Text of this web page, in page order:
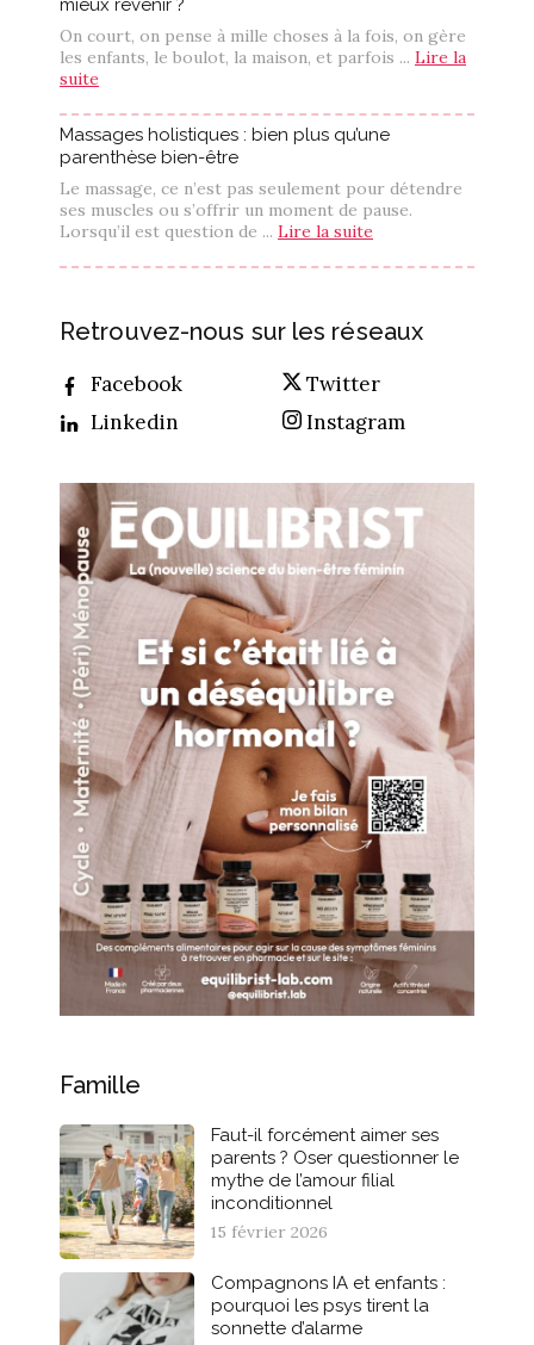
mieux revenir ?
On court, on pense à mille choses à la fois, on gère
les enfants, le boulot, la maison, et parfois ... Lire la
suite
Massages holistiques : bien plus qu’une
parenthèse bien-être
Le massage, ce n’est pas seulement pour détendre
ses muscles ou s’offrir un moment de pause.
Lorsqu’il est question de ... Lire la suite
Retrouvez-nous sur les réseaux
Facebook
Twitter
Linkedin
Instagram
Famille
Faut-il forcément aimer ses
parents ? Oser questionner le
mythe de l’amour filial
inconditionnel
15 février 2026
Compagnons IA et enfants :
pourquoi les psys tirent la
sonnette d’alarme